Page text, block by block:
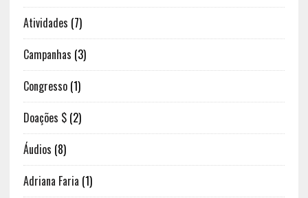
Atividades (7)
Campanhas (3)
Congresso(1)
Doações $(2)
Áudios (8)
Adriana Faria (1)